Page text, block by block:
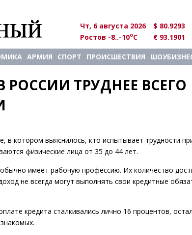
Чт, 6 августа 2026
$ 80.9293
Ростов -8..-10oC € 93.1901
АРМИЯ СПОРТ ПРОИСШЕСТВИЯ
ТРУДНЕЕ ВСЕГО
в котором выяснилось, кто испытывает трудности
физические лица от 35 до 44 лет.
имеет рабочую профессию. Их количество
не всегда могут выполнять свои кредитные
кредита сталкивались лично 16 процентов,